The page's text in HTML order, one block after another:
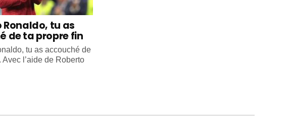
Ronaldo, tu as
de ta propre fin
tu as accouché de
Avec l’aide de Roberto